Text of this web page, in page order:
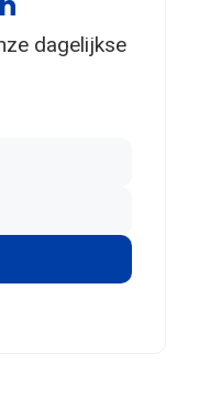
dagelijkse